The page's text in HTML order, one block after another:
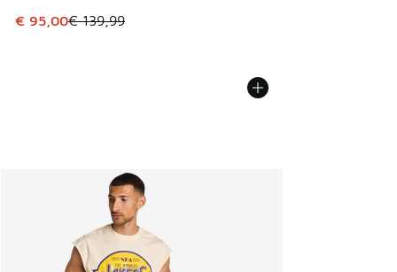
Cet article est en promotion. Prix en baisse de € 139,99 à
€ 95,00€ 139,99